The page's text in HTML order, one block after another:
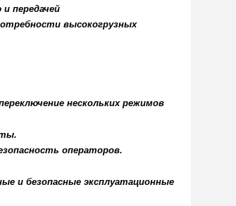
передачей
высокогрузных
нескольких режимов
операторов.
и безопасные эксплуатационные